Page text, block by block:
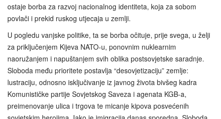
ostaje borba za razvoj nacionalnog identiteta, koja za sobom
povlači i prekid ruskog utjecaja u zemlji.
U pogledu vanjske politike, ta se borba očituje, prije svega, u želji
za priključenjem Kijeva NATO-u, ponovnim nuklearnim
naoružanjem i napuštanjem svih oblika postsovjetske saradnje.
Sloboda među prioritete postavlja “desovjetizaciju” zemlje:
lustraciju, odnosno isključivanje iz javnog života bivšeg kadra
Komunističke partije Sovjetskog Saveza i agenata KGB-a,
preimenovanje ulica i trgova te micanje kipova posvećenih